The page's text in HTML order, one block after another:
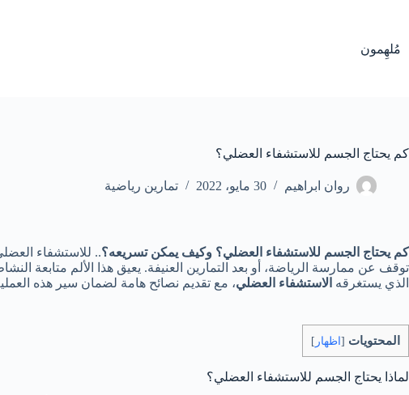
مُلهِمون
كم يحتاج الجسم للاستشفاء العضلي؟
روان ابراهيم 30 مايو، 2022 تمارين رياضية
كم يحتاج الجسم للاستشفاء العضلي؟ وكيف يمكن تسريعه؟.. للاستشفاء
توقف عن ممارسة الرياضة، أو بعد التمارين العنيفة. يعيق هذا الألم متابعة
الذي يستغرقه الاستشفاء العضلي، مع تقديم نصائح هامة لضمان سير هذه
المحتويات [ اظهار ]
لماذا يحتاج الجسم للاستشفاء العضلي؟